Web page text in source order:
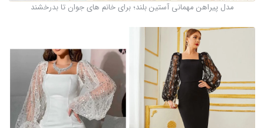
مدل پیراهن مهمانی آستین بلند؛ برای خانم های جوان تا بدرخشند